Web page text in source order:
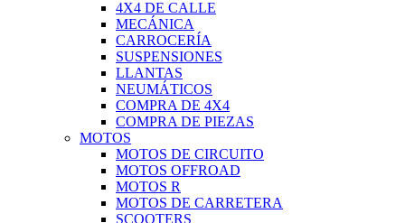
4X4 DE CALLE
MECÁNICA
CARROCERÍA
SUSPENSIONES
LLANTAS
NEUMÁTICOS
COMPRA DE 4X4
COMPRA DE PIEZAS
MOTOS
MOTOS DE CIRCUITO
MOTOS OFFROAD
MOTOS R
MOTOS DE CARRETERA
SCOOTERS